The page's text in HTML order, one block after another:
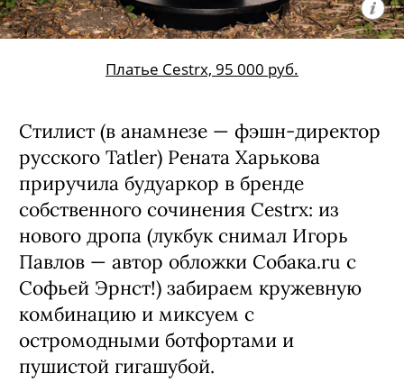
Платье Cestrx, 95 000 руб.
Стилист (в анамнезе — фэшн-директор
русского Tatler) Рената Харькова
приручила будуаркор в бренде
собственного сочинения Cestrx: из
нового дропа (лукбук снимал Игорь
Павлов — автор обложки Собака.ru с
Софьей Эрнст!) забираем кружевную
комбинацию и миксуем с
остромодными ботфортами и
пушистой гигашубой.